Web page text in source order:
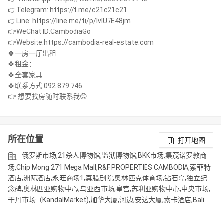
👉Telegram: https://t.me/c21c21c21
👉Line: https://line.me/ti/p/IvIU7E48jm
👉WeChat ID:CambodiaGo
👉Website:https://cambodia-real-estate.com
🍀一房一厅出租
🍀租金：
🍀全套家具
🍀联系方式 092 879 746
所在位置
打开地图
俄罗斯市场,21杀人博物馆,监狱博物馆,BKK市场,集茂诺罗敦商
场,Chip Mong 271 Mega Mall,R&F PROPERTIES CAMBODIA,索菲特
酒店,洲际酒店,永旺商场1,真腊剧院,奥林匹克体育场,钻石岛,独立纪
念碑,奥林匹亚购物中心,乌亚西市场,皇宫,苏利亚购物中心,中央市场,
干丹市场（KandalMarket),加华大厦,河边,安达大厦,索卡酒店,Bali